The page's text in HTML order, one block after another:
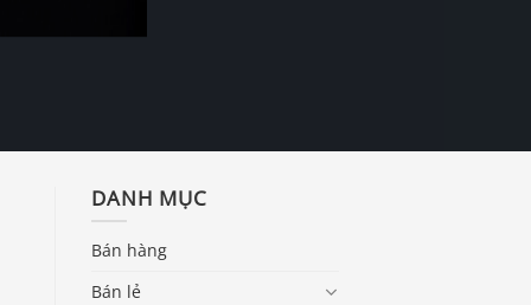
DANH MỤC
Bán hàng
Bán lẻ